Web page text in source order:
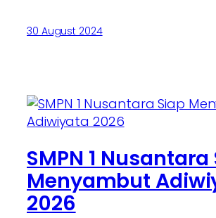
30 August 2024
SMPN 1 Nusantara
Menyambut
2026